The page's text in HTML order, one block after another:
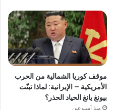
موقف كوريا الشمالية من الحرب
الأمريكية – الإيرانية: لماذا تبنّت
بيونغ يانغ الحياد الحذر؟
منذ أسبوعين